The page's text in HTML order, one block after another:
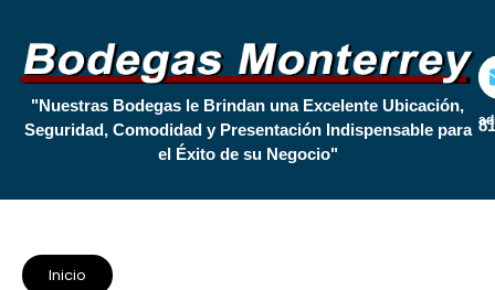
"Nuestras Bodegas le Brindan una Excelente Ubicación,
Seguridad, Comodidad y Presentación Indispensable para
el Éxito de su Negocio"
Inicio